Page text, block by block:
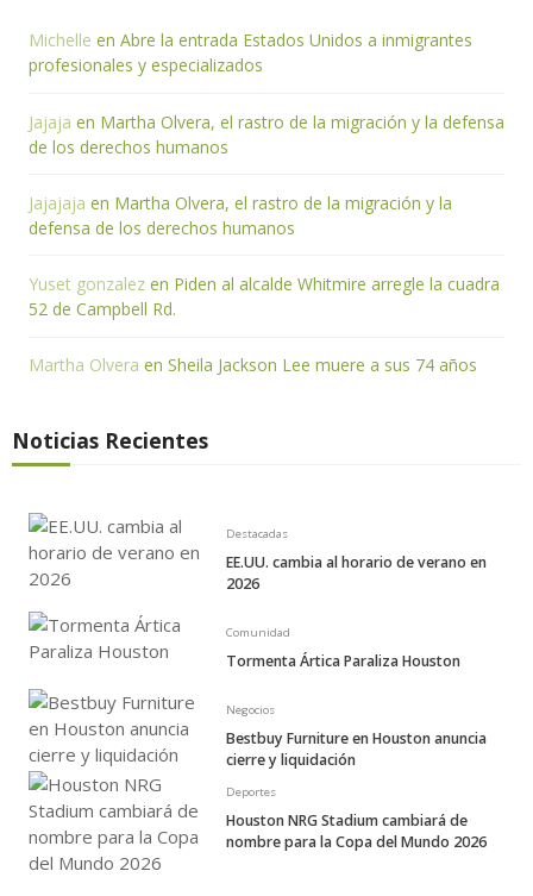
Michelle en Abre la entrada Estados Unidos a inmigrantes
profesionales y especializados
Jajaja en Martha Olvera, el rastro de la migración y la defensa
de los derechos humanos
Jajajaja en Martha Olvera, el rastro de la migración y la
defensa de los derechos humanos
Yuset gonzalez en Piden al alcalde Whitmire arregle la cuadra
52 de Campbell Rd.
Martha Olvera en Sheila Jackson Lee muere a sus 74 años
Noticias Recientes
Destacadas
EE.UU. cambia al horario de verano en
2026
Comunidad
Tormenta Ártica Paraliza Houston
Negocios
Bestbuy Furniture en Houston anuncia
cierre y liquidación
Deportes
Houston NRG Stadium cambiará de
nombre para la Copa del Mundo 2026